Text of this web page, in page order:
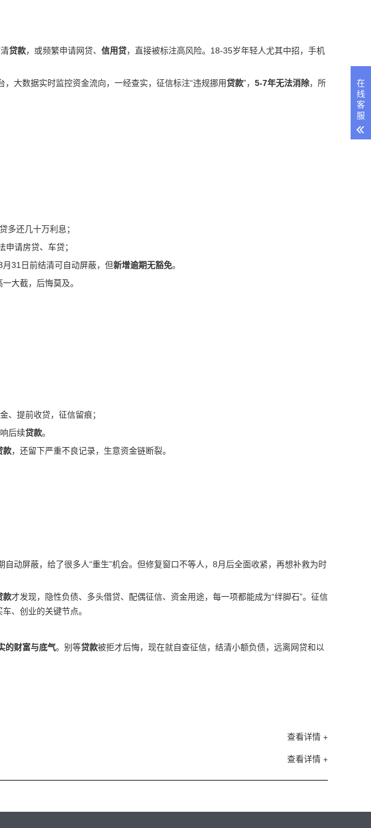
贷款，或频繁申请网贷、 信用贷，直接被标注高风险。18-35岁年轻人尤其中招，手机
，大数据实时监控资金流向，一经查实，征信标注“违规挪用贷款”， 5-7年无法消除，所
多还几十万利息；
申请房贷、车贷；
31日前结清可自动屏蔽，但新增逾期无豁免。
大截，后悔莫及。
、提前收贷，征信留痕；
后续贷款。
款，还留下严重不良记录，生意资金链断裂。
自动屏蔽，给了很多人“重生”机会。但修复窗口不等人，8月后全面收紧，再想补救为时
款才发现，隐性负债、多头借贷、配偶征信、资金用途，每一项都能成为“绊脚石”。征信
、创业的关键节点。
的财富与底气。别等贷款被拒才后悔，现在就自查征信，结清小额负债，远离网贷和以
查看详情 +
查看详情 +
在
线
客
服